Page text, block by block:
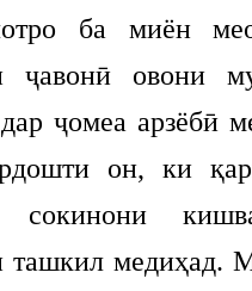
ба миён
ҷавонӣ овони
ҷомеа арзёбӣ
он, ки
сокинони
ташкил медиҳад.